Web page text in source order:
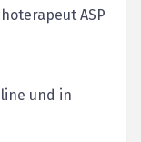
ASP
und in